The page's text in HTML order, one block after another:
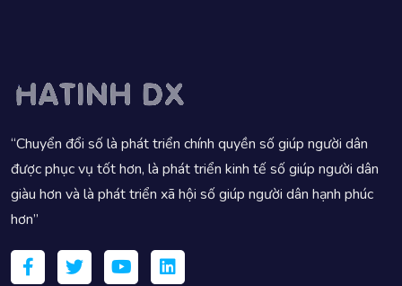
“Chuyển đổi số là phát triển chính quyền số giúp người dân
được phục vụ tốt hơn, là phát triển kinh tế số giúp người dân
giàu hơn và là phát triển xã hội số giúp người dân hạnh phúc
hơn”